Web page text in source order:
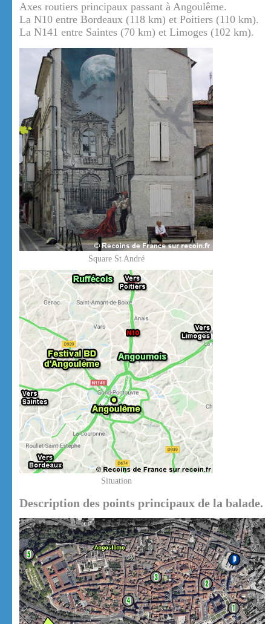
Axes routiers principaux passant à Angoulême.
La N10 entre Bordeaux (118 km) et Poitiers (110 km).
La N141 entre Saintes (70 km) et Limoges (102 km).
Square St André
Situation
Description des points principaux de la balade.